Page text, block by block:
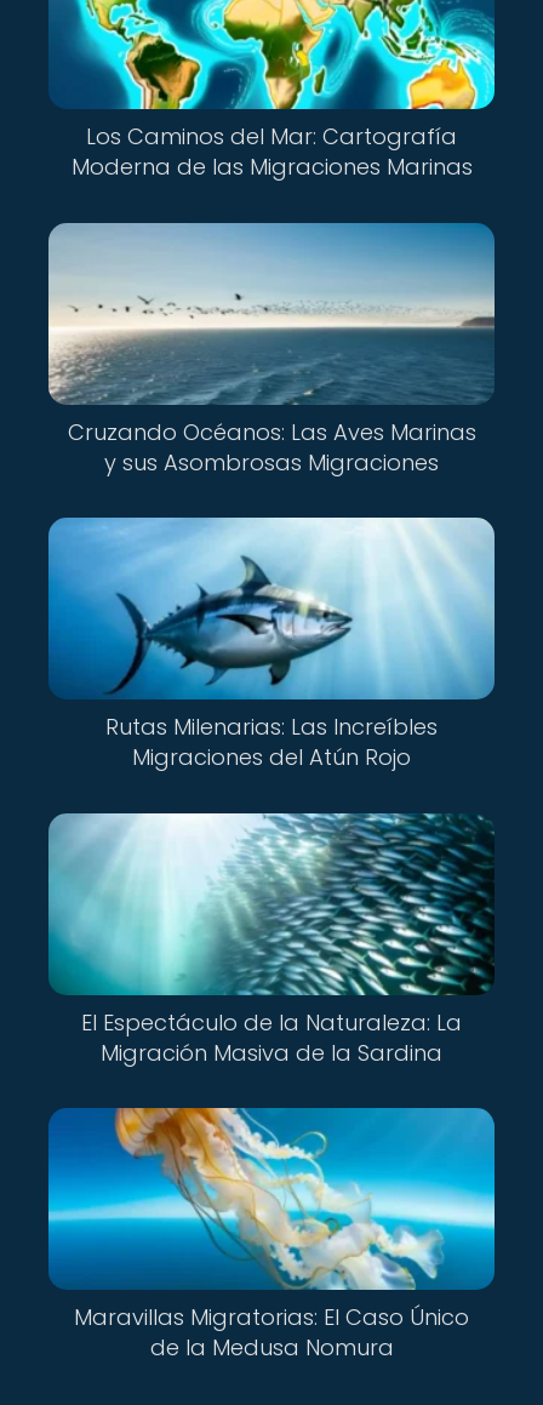
Los Caminos del Mar: Cartografía
Moderna de las Migraciones Marinas
Cruzando Océanos: Las Aves Marinas
y sus Asombrosas Migraciones
Rutas Milenarias: Las Increíbles
Migraciones del Atún Rojo
El Espectáculo de la Naturaleza: La
Migración Masiva de la Sardina
Maravillas Migratorias: El Caso Único
de la Medusa Nomura